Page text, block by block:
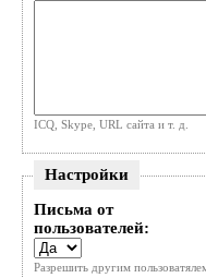
ICQ, Skype, URL сайта и т. д.
Настройки
Письма от
пользователей:
Разрешить другим